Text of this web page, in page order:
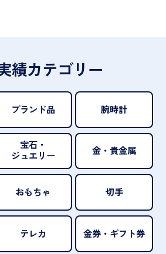
績カテゴリー
ブランド品 腕時計
宝石・
ジュエリー
金・貴金属
おもちゃ 切手
テレカ 金券・ギフト券